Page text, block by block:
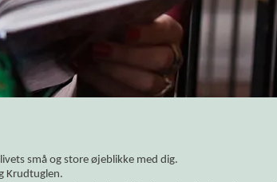
små og store øjeblikke med dig.
Krudtuglen.